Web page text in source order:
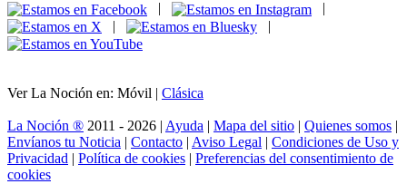
|
|
Ver La Noción en: Móvil | Clásica
La Noción ® 2011 - 2026 | Ayuda | Mapa del sitio | Quienes somos |
Envíanos tu Noticia | Contacto | Aviso Legal | Condiciones de Uso y
Privacidad | Política de cookies | Preferencias del consentimiento de
cookies